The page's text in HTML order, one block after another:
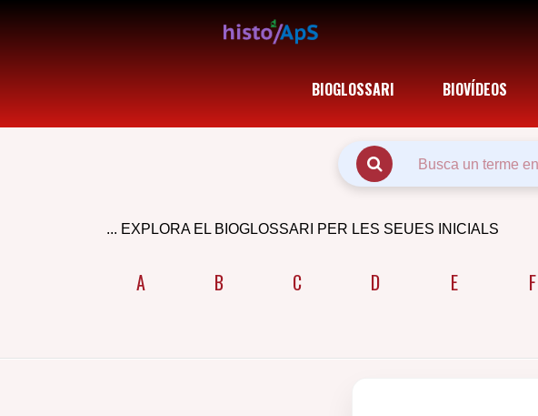
BIOGLOSSARI BIOVÍDEOS
... EXPLORA EL BIOGLOSSARI PER LES SEUES INICIALS
A B C D E F